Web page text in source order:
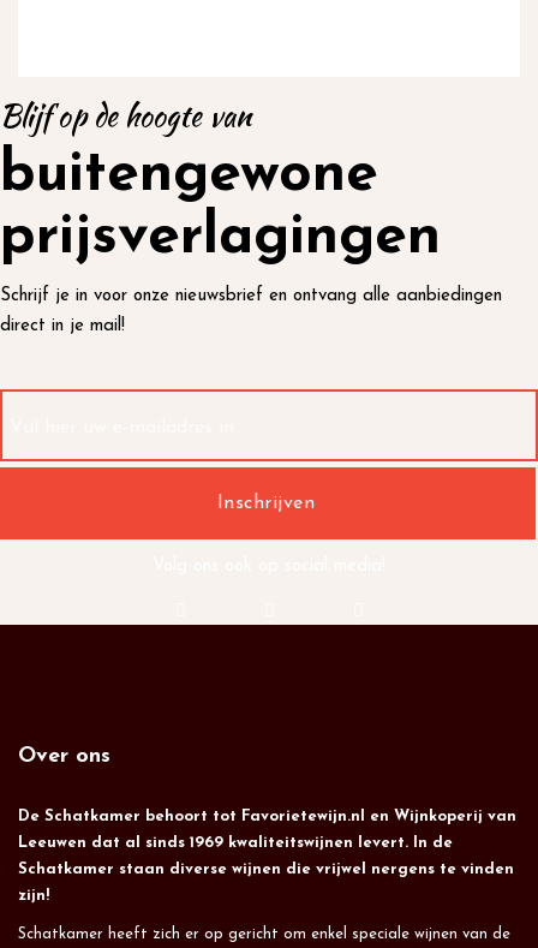
Blijf op de hoogte van
buitengewone
prijsverlagingen
Schrijf je in voor onze nieuwsbrief en ontvang alle aanbiedingen
direct in je mail!
Over ons
De Schatkamer behoort tot Favorietewijn.nl en Wijnkoperij van
Leeuwen dat al sinds 1969 kwaliteitswijnen levert. In de
Schatkamer staan diverse wijnen die vrijwel nergens te vinden
zijn!
Schatkamer heeft zich er op gericht om enkel speciale wijnen van de